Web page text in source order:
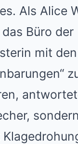
Als Alice
Büro der
mit den